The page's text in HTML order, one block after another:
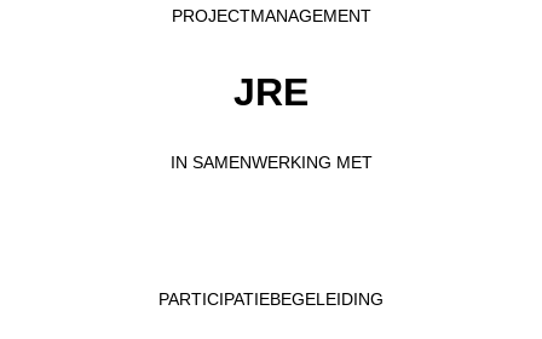
PROJECTMANAGEMENT
JRE
IN SAMENWERKING MET
PARTICIPATIEBEGELEIDING